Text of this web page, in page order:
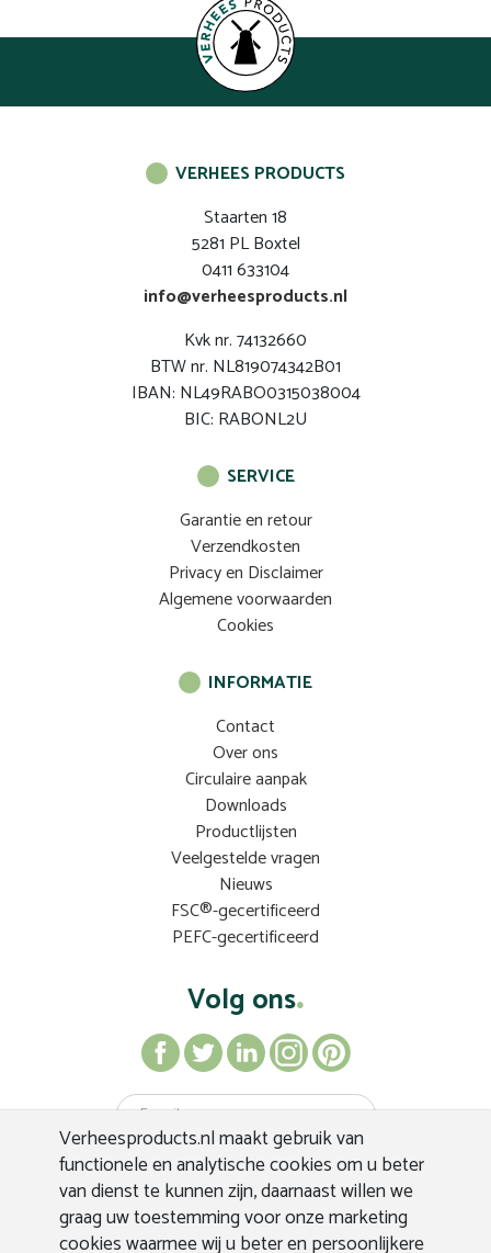
Verheesproducts.nl maakt gebruik van
functionele en analytische cookies om u beter
van dienst te kunnen zijn, daarnaast willen we
graag uw toestemming voor onze marketing
cookies waarmee wij u beter en persoonlijkere
VERHEES PRODUCTS
Staarten 18
5281 PL Boxtel
0411 633104
info@verheesproducts.nl
Kvk nr. 74132660
BTW nr. NL819074342B01
IBAN: NL49RABO0315038004
BIC: RABONL2U
SERVICE
Garantie en retour
Verzendkosten
Privacy en Disclaimer
Algemene voorwaarden
Cookies
INFORMATIE
Contact
Over ons
Circulaire aanpak
Downloads
Productlijsten
Veelgestelde vragen
Nieuws
FSC®-gecertificeerd
PEFC-gecertificeerd
Volg ons
Inschrijven